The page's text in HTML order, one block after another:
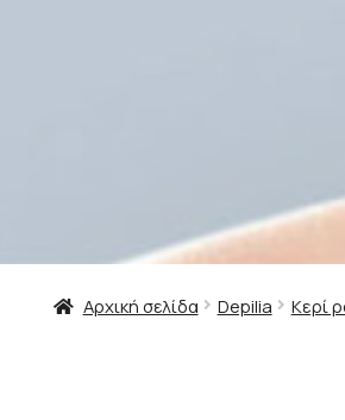
Αρχική σελίδα Depilia Κερί